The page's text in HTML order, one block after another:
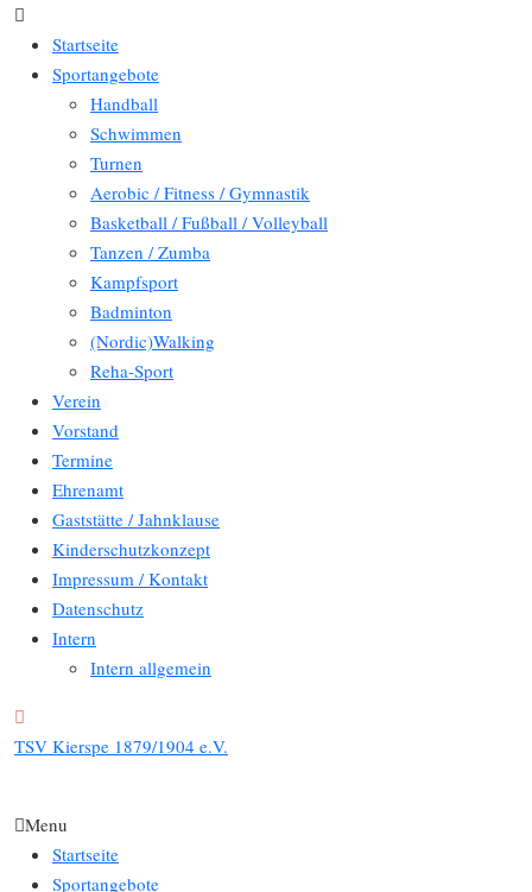
Startseite
Sportangebote
Handball
Schwimmen
Turnen
Aerobic / Fitness / Gymnastik
Basketball / Fußball / Volleyball
Tanzen / Zumba
Kampfsport
Badminton
(Nordic)Walking
Reha-Sport
Verein
Vorstand
Termine
Ehrenamt
Gaststätte / Jahnklause
Kinderschutzkonzept
Impressum / Kontakt
Datenschutz
Intern
Intern allgemein
TSV Kierspe 1879/1904 e.V.
Menu
Startseite
Sportangebote